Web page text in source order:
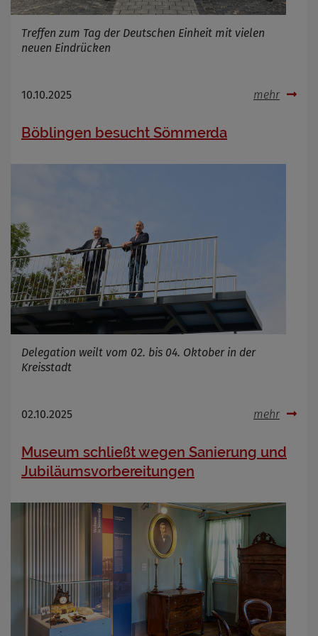
Treffen zum Tag der Deutschen Einheit mit vielen
neuen Eindrücken
10.10.2025 mehr
Böblingen besucht Sömmerda
Delegation weilt vom 02. bis 04. Oktober in der
Kreisstadt
02.10.2025 mehr
Museum schließt wegen Sanierung und
Jubiläumsvorbereitungen
Name
Zweck
Infos schließen